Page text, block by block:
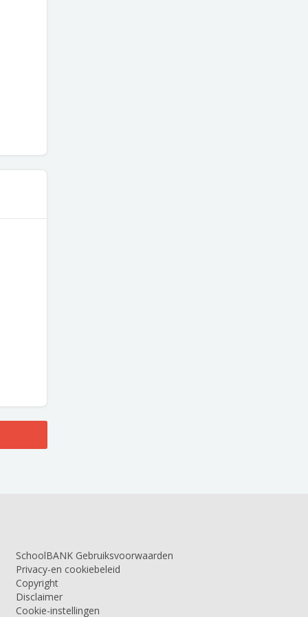
SchoolBANK Gebruiksvoorwaarden
Privacy-en cookiebeleid
Copyright
Disclaimer
Cookie-instellingen